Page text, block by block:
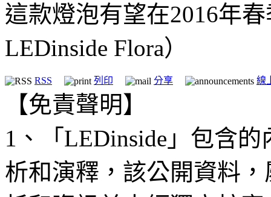
這款燈泡有望在2016年
LEDinside Flora）
RSS 列印 分享 線
【免責聲明】
1、「LEDinside」包含
析和演釋，該公開資料